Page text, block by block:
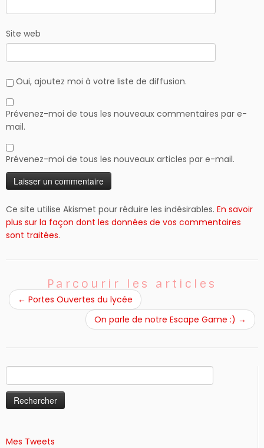
Site web
Oui, ajoutez moi à votre liste de diffusion.
Prévenez-moi de tous les nouveaux commentaires par e-
mail.
Prévenez-moi de tous les nouveaux articles par e-mail.
Ce site utilise Akismet pour réduire les indésirables. En savoir
plus sur la façon dont les données de vos commentaires
sont traitées.
Parcourir les articles
← Portes Ouvertes du lycée
On parle de notre Escape Game :) →
Rechercher :
Mes Tweets